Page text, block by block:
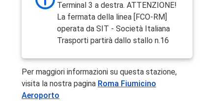
Terminal 3 a destra. ATTENZIONE!
La fermata della linea [FCO-RM]
operata da SIT - Società Italiana
Trasporti partirà dallo stallo n.16
Per maggiori informazioni su questa stazione,
visita la nostra pagina Roma Fiumicino
Aeroporto